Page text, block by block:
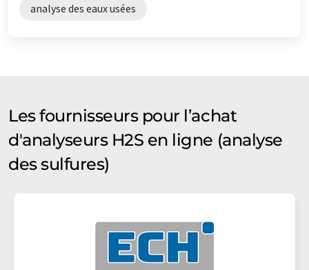
analyse des eaux usées
Les fournisseurs pour l’achat
d'analyseurs H2S en ligne (analyse
des sulfures)